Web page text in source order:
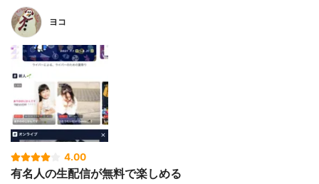
ヨコ
4.00
有名人の生配信が無料で楽しめる